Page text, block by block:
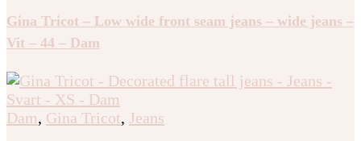
Gina Tricot – Low wide front seam jeans – wide jeans –
Vit – 44 – Dam
Dam, Gina Tricot, Jeans